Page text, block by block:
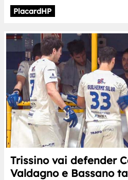
PlacardHP
Trissino vai defender
Valdagno e Bassano